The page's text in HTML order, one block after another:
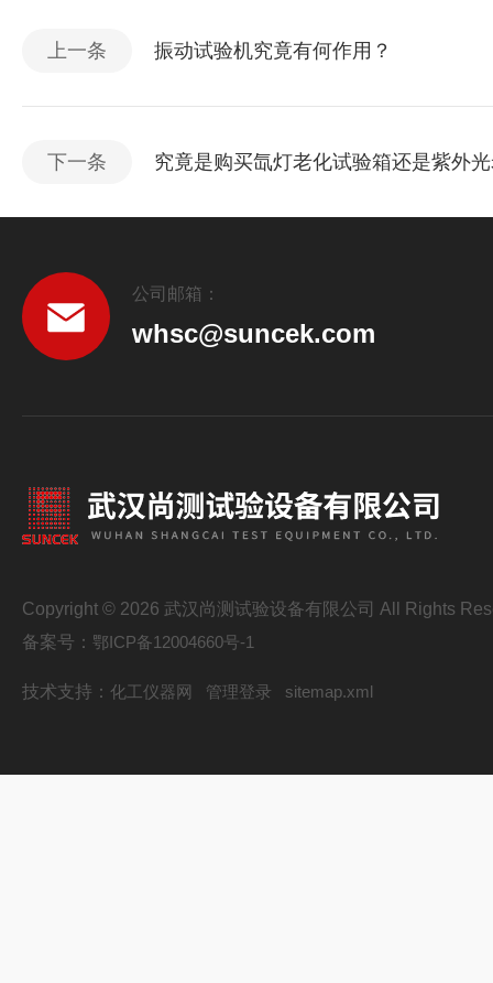
上一条 振动试验机究竟有何作用？
下一条 究竟是购买氙灯老化试验箱还是紫外
公司邮箱：
whsc@suncek.com
Copyright © 2026 武汉尚测试验设备有限公司 All Rights
备案号： 鄂ICP备12004660号-1
技术支持： 化工仪器网 管理登录 sitemap.xml